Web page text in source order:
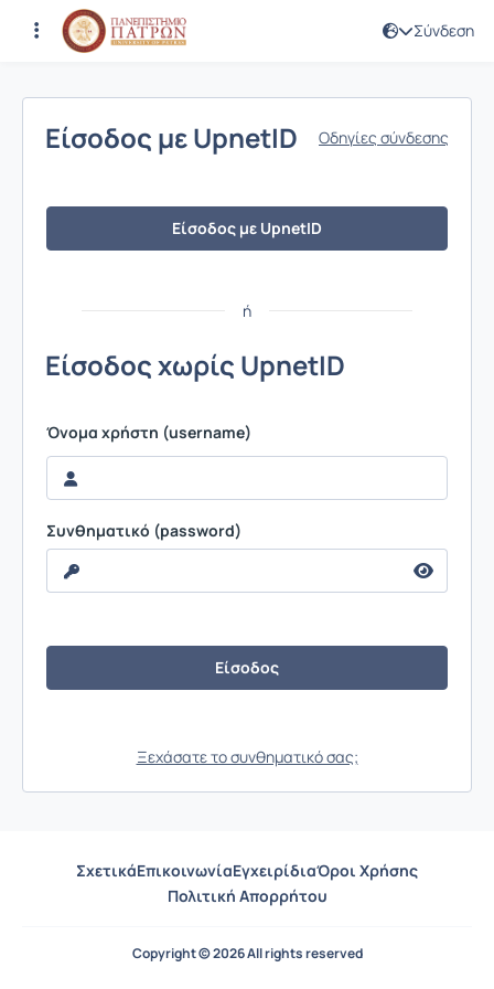
Σύνδεση
Σύνδεση
Είσοδος με UpnetID Οδηγίες σύνδεσης
Είσοδος με UpnetID
ή
Είσοδος χωρίς UpnetID
Όνομα χρήστη (username)
Συνθηματικό (password)
Ξεχάσατε το συνθηματικό σας;
ΣχετικάΕπικοινωνίαΕγχειρίδιαΌροι Χρήσης
Πολιτική Απορρήτου
Copyright © 2026 All rights reserved